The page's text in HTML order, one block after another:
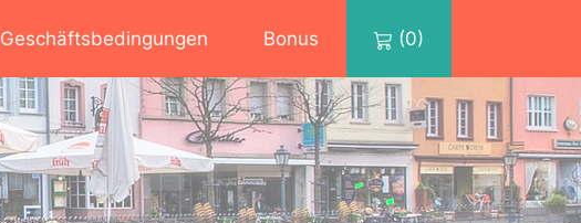
Geschäftsbedingungen Bonus (0)